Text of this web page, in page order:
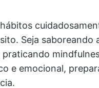
Seja saboreando
e emocional,